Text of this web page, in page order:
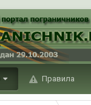
Правила